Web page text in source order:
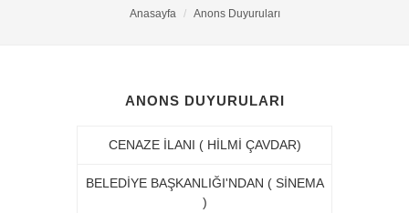
Anasayfa Anons Duyuruları
ANONS DUYURULARI
CENAZE İLANI ( HİLMİ ÇAVDAR)
BELEDİYE BAŞKANLIĞI'NDAN ( SİNEMA
)